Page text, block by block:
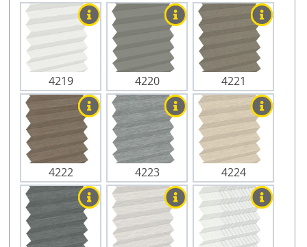
4219 4220 4221
4222 4223 4224